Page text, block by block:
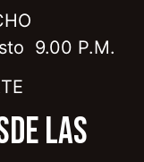
9.00 P.M.
LAS